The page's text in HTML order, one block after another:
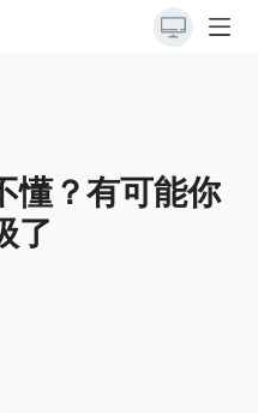
懂？有可能你
了